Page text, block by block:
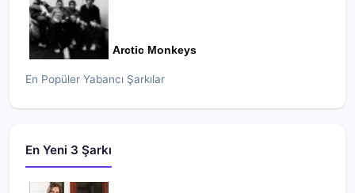
Arctic Monkeys
En Popüler Yabancı Şarkılar
En Yeni 3 Şarkı